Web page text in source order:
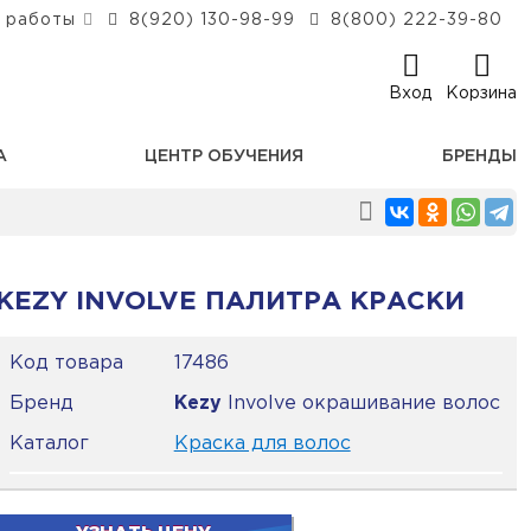
работы 8(920) 130-98-99 8(800) 222-39-80
Вход Корзина
ЦЕНТР ОБУЧЕНИЯ БРЕНДЫ
KEZY INVOLVE ПАЛИТРА КРАСКИ
Код товара 17486
Бренд Kezy Involve окрашивание волос
Каталог Краска для волос